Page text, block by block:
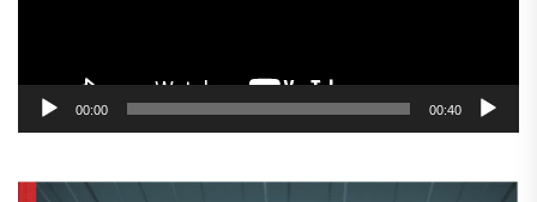
00:00 00:40